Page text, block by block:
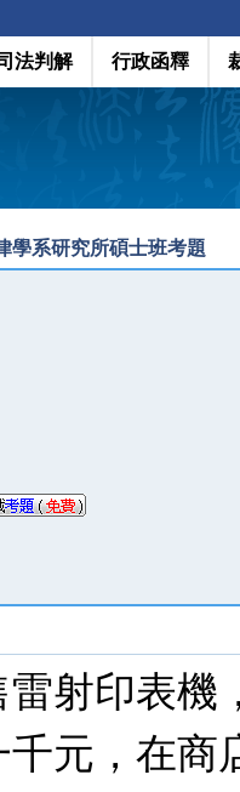
法判解 行政函釋
學系研究所碩士班考題
射印表機
元，在商